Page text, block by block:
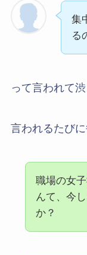
集
る
って言われて
言われるたび
職場の女
んて、今
か？